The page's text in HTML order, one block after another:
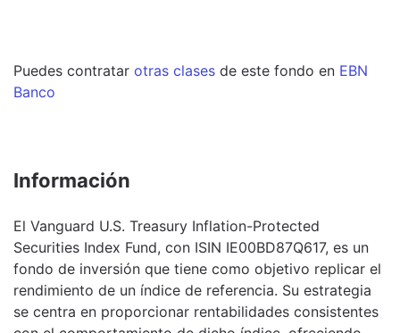
Puedes contratar otras clases de este fondo en EBN
Banco
Información
El Vanguard U.S. Treasury Inflation-Protected
Securities Index Fund, con ISIN IE00BD87Q617, es un
fondo de inversión que tiene como objetivo replicar el
rendimiento de un índice de referencia. Su estrategia
se centra en proporcionar rentabilidades consistentes